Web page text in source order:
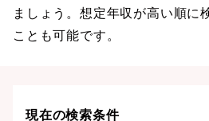
ましょう。想定年収が高い順に
ことも可能です。
現在の検索条件